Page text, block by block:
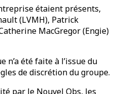
étaient présents,
(LVMH), Patrick
MacGregor (Engie)
n’a été faite à l’issue du
de discrétion du groupe.
par le Nouvel Obs, les